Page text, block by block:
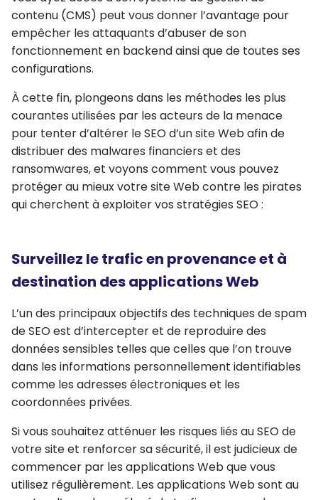
contenu (CMS) peut vous donner l’avantage pour
empêcher les attaquants d’abuser de son
fonctionnement en backend ainsi que de toutes ses
configurations.
À cette fin, plongeons dans les méthodes les plus
courantes utilisées par les acteurs de la menace
pour tenter d’altérer le SEO d’un site Web afin de
distribuer des malwares financiers et des
ransomwares, et voyons comment vous pouvez
protéger au mieux votre site Web contre les pirates
qui cherchent à exploiter vos stratégies SEO :
Surveillez le trafic en provenance et à
destination des applications Web
L’un des principaux objectifs des techniques de spam
de SEO est d’intercepter et de reproduire des
données sensibles telles que celles que l’on trouve
dans les informations personnellement identifiables
comme les adresses électroniques et les
coordonnées privées.
Si vous souhaitez atténuer les risques liés au SEO de
votre site et renforcer sa sécurité, il est judicieux de
commencer par les applications Web que vous
utilisez régulièrement. Les applications Web sont au